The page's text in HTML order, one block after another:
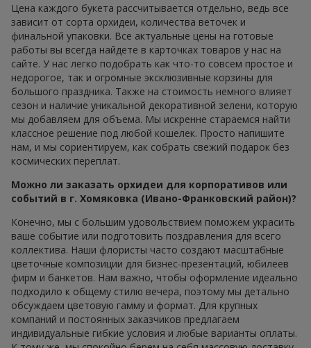
Цена каждого букета рассчитывается отдельно, ведь все
зависит от сорта орхидеи, количества веточек и
финальной упаковки. Все актуальные цены на готовые
работы вы всегда найдете в карточках товаров у нас на
сайте. У нас легко подобрать как что-то совсем простое и
недорогое, так и огромные эксклюзивные корзины для
большого праздника. Также на стоимость немного влияет
сезон и наличие уникальной декоративной зелени, которую
мы добавляем для объема. Мы искренне стараемся найти
классное решение под любой кошелек. Просто напишите
нам, и мы сориентируем, как собрать свежий подарок без
космических переплат.
Можно ли заказать орхидеи для корпоративов или
событий в г. Хомяковка (Ивано-Франковский район)?
Конечно, мы с большим удовольствием поможем украсить
ваше событие или подготовить поздравления для всего
коллектива. Наши флористы часто создают масштабные
цветочные композиции для бизнес-презентаций, юбилеев
фирм и банкетов. Нам важно, чтобы оформление идеально
подходило к общему стилю вечера, поэтому мы детально
обсуждаем цветовую гамму и формат. Для крупных
компаний и постоянных заказчиков предлагаем
индивидуальные гибкие условия и любые варианты оплаты.